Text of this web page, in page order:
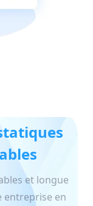
et longue
entreprise en